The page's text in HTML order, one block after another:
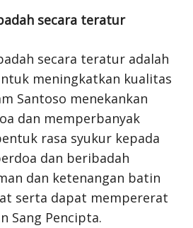
secara teratur
secara teratur adalah
meningkatkan kualitas
Santoso menekankan
dan memperbanyak
rasa syukur kepada
dan beribadah
dan ketenangan batin
serta dapat mempererat
Sang Pencipta.